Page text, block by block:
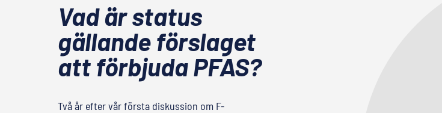
Vad är status
gällande förslaget
att förbjuda PFAS?
Två år efter vår första diskussion om F-